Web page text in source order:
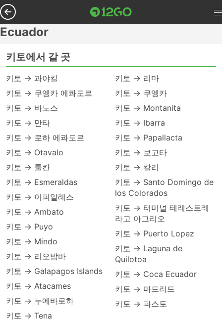
Ecuador
키토에서 갈 곳
키토 → 과야킬
키토 → 쿠엥카 에콰도르
키토 → 바노스
키토 → 만타
키토 → 로하 에콰도르
키토 → Otavalo
키토 → 툴칸
키토 → Esmeraldas
키토 → 이피알레스
키토 → Ambato
키토 → Puyo
키토 → Mindo
키토 → 리오밤바
키토 → Galapagos Islands
키토 → Atacames
키토 → 누에바로하
키토 → Tena
키토 → 리마
키토 → 쿠엥카
키토 → Montanita
키토 → Ibarra
키토 → Papallacta
키토 → 보고타
키토 → 칼리
키토 → Santo Domingo de
los Colorados
키토 → 터미널 테레스트레
라고 아그리오
키토 → Puerto Lopez
키토 → Laguna de
Quilotoa
키토 → Coca Ecuador
키토 → 마드리드
키토 → 파스토